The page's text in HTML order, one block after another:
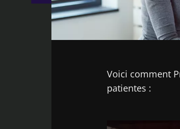
LinkedIn
Mail
Contenus associés
Voici comment
patientes :